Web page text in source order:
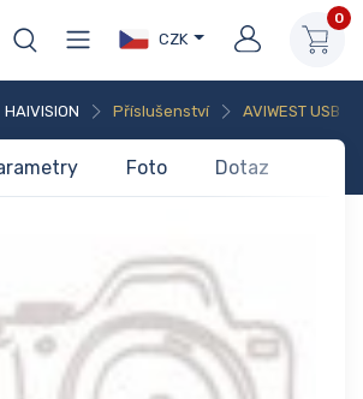
CZK
0
HAIVISION Příslušenství AVIWEST USB
Foto Dotaz